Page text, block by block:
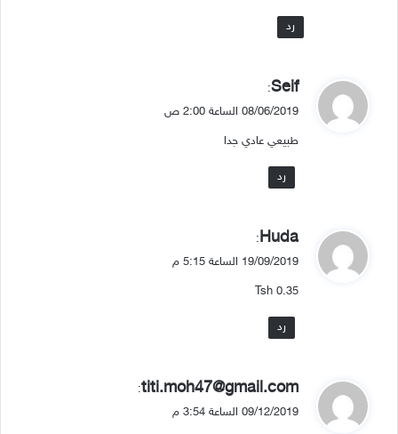
رد
ي
ق
ل
Seif
:
08/06/2019 الساعة 2:00 ص
طبيعي عادي جدا
رد
ي
ق
ل
Huda
:
19/09/2019 الساعة 5:15 م
Tsh 0.35
رد
ي
ق
titi.moh47@gmail.com
:
09/12/2019 الساعة 3:54 م